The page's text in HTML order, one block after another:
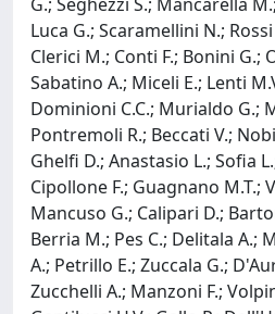
Luca G.; Scaramellini N.;
Clerici M.; Conti F.; Bonini G.;
Sabatino A.; Miceli E.; Lenti
Dominioni C.C.; Murialdo G.;
Pontremoli R.; Beccati V.;
Ghelfi D.; Anastasio L.; Sofia
Cipollone F.; Guagnano M.T.;
Mancuso G.; Calipari D.;
Berria M.; Pes C.; Delitala A.;
A.; Petrillo E.; Zuccala G.;
Zucchelli A.; Manzoni F.;